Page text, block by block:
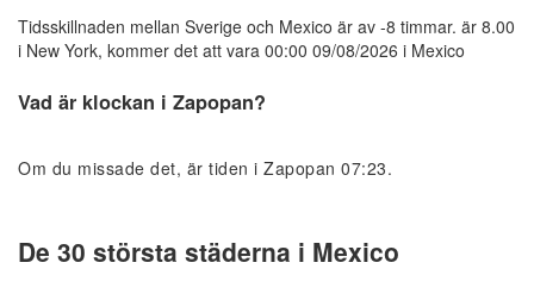
Tidsskillnaden mellan Sverige och Mexico är av -8 timmar. är 8.00
i New York, kommer det att vara 00:00 09/08/2026 i Mexico
Vad är klockan i Zapopan?
Om du missade det, är tiden i Zapopan 07:23.
De 30 största städerna i Mexico